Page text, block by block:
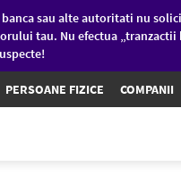
sau alte autoritati nu
tau. Nu efectua
PERSOANE FIZICE COMPANII